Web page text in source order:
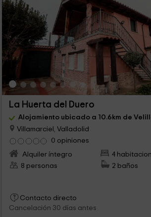
La Huerta del Duero
Alojamiento ubicado a 10.6km de
Villamarciel, Valladolid
0 opiniones
Alquiler íntegro
4
8 personas
2 baños
Contacto directo
Cancelación 30 días antes